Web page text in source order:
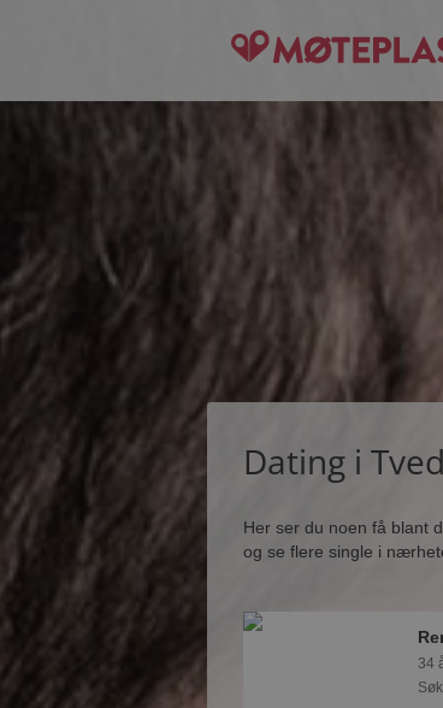
Dating i
Her ser du noen få blant
og se flere single i
34